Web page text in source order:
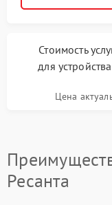
Стоимость
для устройства
Цена
Ресанта